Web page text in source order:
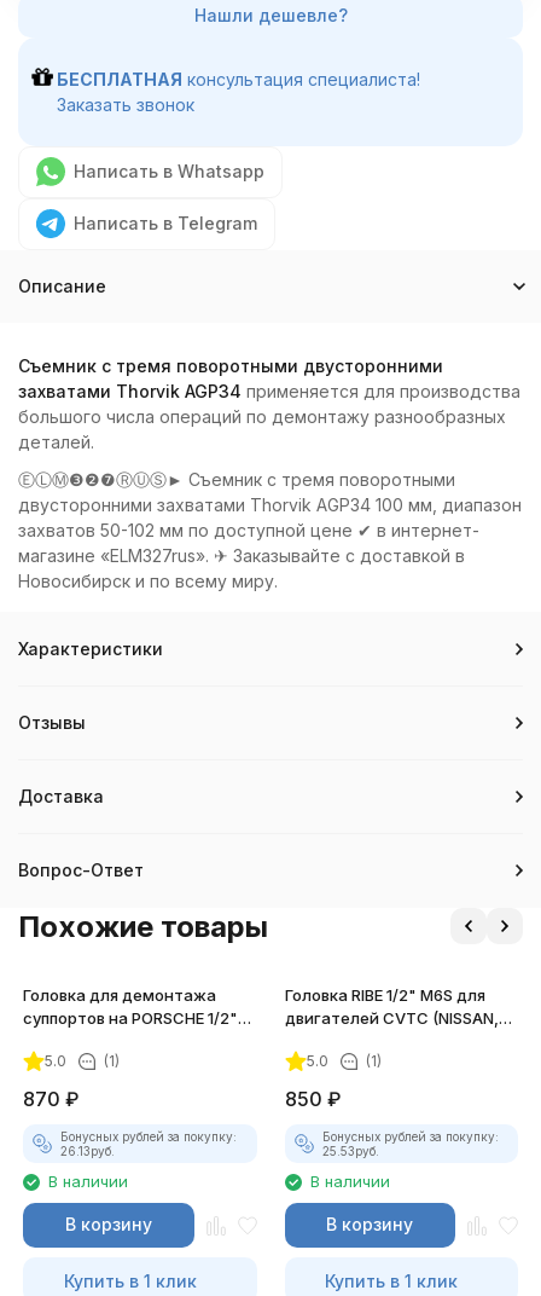
БЕСПЛАТНАЯ консультация специалиста!
Заказать звонок
Написать в Whatsapp
Написать в Telegram
Описание
Съемник с тремя поворотными двусторонними
захватами Thorvik AGP34 применяется для производства
большого числа операций по демонтажу разнообразных
деталей.
ⒺⓁⓂ❸❷❼ⓇⓊⓈ► Съемник с тремя поворотными
двусторонними захватами Thorvik AGP34 100 мм, диапазон
захватов 50-102 мм по доступной цене ✔ в интернет-
магазине «ELM327rus». ✈ Заказывайте с доставкой в
Новосибирск и по всему миру.
Характеристики
Отзывы
Доставка
Вопрос-Ответ
Похожие товары
Головка для демонтажа
суппортов на PORSCHE 1/2"
JTC-4599
5.0 (1)
870 ₽
Бонусных рублей за покупку:
26.13руб.
В наличии
В корзину
Купить в 1 клик
Головка RIBE 1/2" M6S для
двигателей CVTC (NISSAN,
5.0 (1)
850 ₽
Бонусных рублей за покупку:
25.53руб.
В наличии
В корзину
Купить в 1 клик